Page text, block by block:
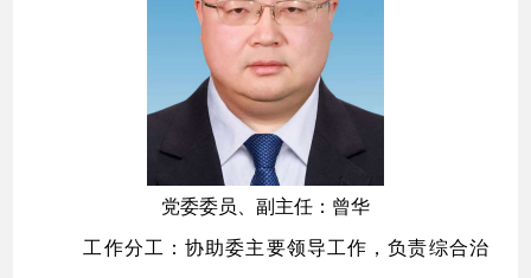
党委委员、副主任：曾华
工作分工：协助委主要领导工作，负责综合治